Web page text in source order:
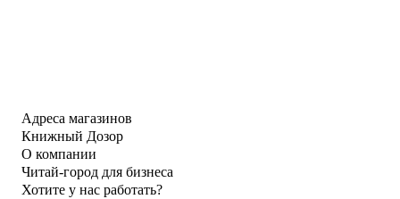
Адреса магазинов
Книжный Дозор
О компании
Читай-город для бизнеса
Хотите у нас работать?